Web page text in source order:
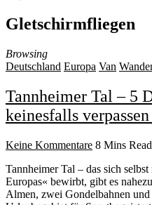
Gletschirmfliegen
Browsing
Deutschland Europa Van
Tannheimer Tal – 5
keinesfalls
Keine Kommentare 8 Mins Read
Tannheimer Tal – das sich
Europas« bewirbt, gibt es
Almen, zwei Gondelbahnen